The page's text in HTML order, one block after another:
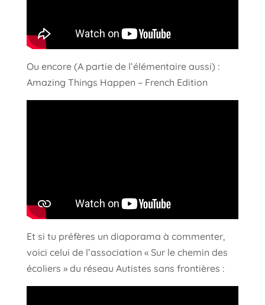
Ou encore (A partie de l’élémentaire aussi) :
Amazing Things Happen – French Edition
Et si tu préfères un diaporama à commenter,
voici celui de l’association « Sur le chemin des
écoliers » du réseau Autistes sans frontières :